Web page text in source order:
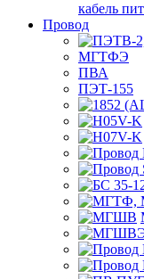
кабель
Провод
МГТФЭ
ПВА
ПЭТ-155